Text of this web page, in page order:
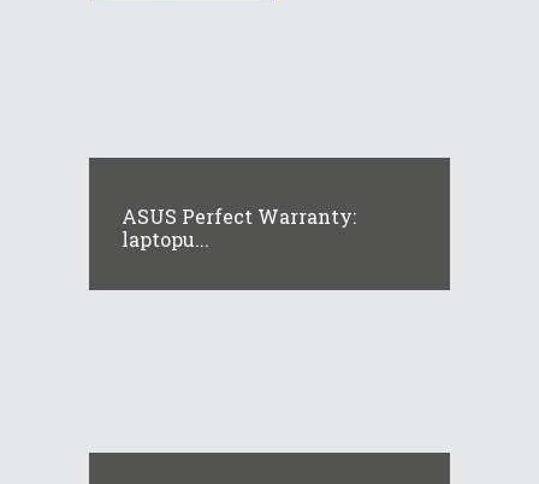
ASUS Perfect Warranty:
laptopu...